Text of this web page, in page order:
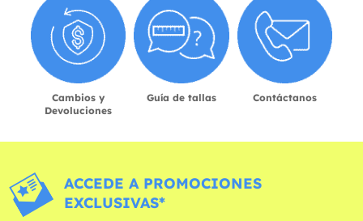
Cambios y
Devoluciones
Guía de tallas Contáctanos
ACCEDE A PROMOCIONES
EXCLUSIVAS*